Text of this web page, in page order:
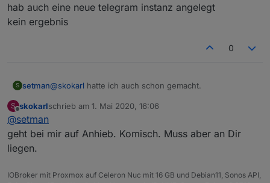
hab auch eine neue telegram instanz angelegt
kein ergebnis
0
S setman@skokarl hatte ich auch schon gemacht.
hab auch eine neue telegram instanz angelegt
S
Offline
skokarlschrieb am 1. Mai 2020, 16:06
zuletzt editiert von
@setman
geht bei mir auf Anhieb. Komisch. Muss aber an Dir
liegen.
IOBroker mit Proxmox auf Celeron Nuc mit 16 GB und Debian11, Sonos API,